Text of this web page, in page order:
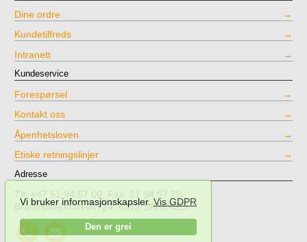
Vi bruker informasjonskapsler.Vis GDPR
Den er grei
Dine ordre
Kundetilfreds
Intranett
Kundeservice
Forespørsel
Kontakt oss
Åpenhetsloven
Etiske retningslinjer
Adresse
Tlf: +47 51 94 57 00, Fax. 51 94 57 28
Brannstasjonsveien 24, 4312 SANDNES
NPT
Send
mail